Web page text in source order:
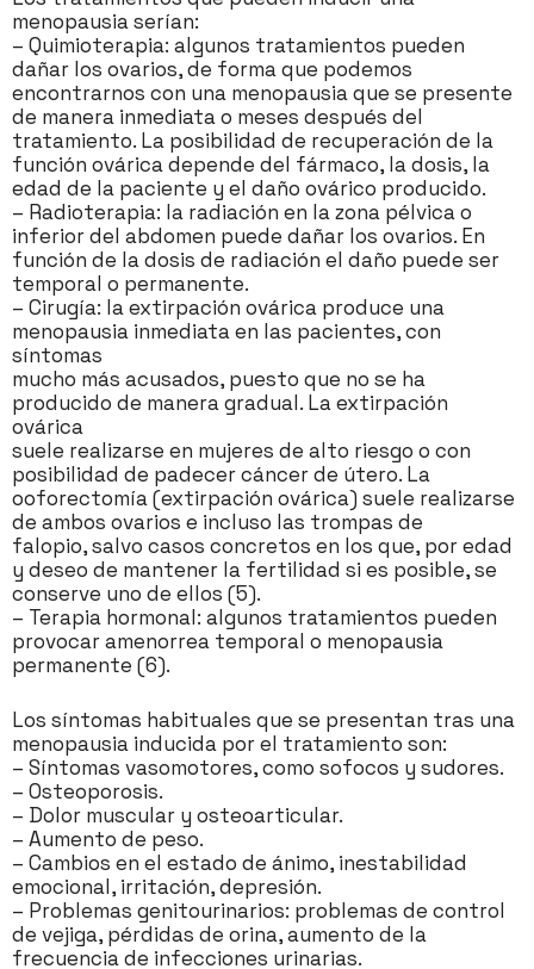
menopausia serían:
– Quimioterapia: algunos tratamientos pueden
dañar los ovarios, de forma que podemos
encontrarnos con una menopausia que se presente
de manera inmediata o meses después del
tratamiento. La posibilidad de recuperación de la
función ovárica depende del fármaco, la dosis, la
edad de la paciente y el daño ovárico producido.
– Radioterapia: la radiación en la zona pélvica o
inferior del abdomen puede dañar los ovarios. En
función de la dosis de radiación el daño puede ser
temporal o permanente.
– Cirugía: la extirpación ovárica produce una
menopausia inmediata en las pacientes, con
síntomas
mucho más acusados, puesto que no se ha
producido de manera gradual. La extirpación
ovárica
suele realizarse en mujeres de alto riesgo o con
posibilidad de padecer cáncer de útero. La
ooforectomía (extirpación ovárica) suele realizarse
de ambos ovarios e incluso las trompas de
falopio, salvo casos concretos en los que, por edad
y deseo de mantener la fertilidad si es posible, se
conserve uno de ellos (5).
– Terapia hormonal: algunos tratamientos pueden
provocar amenorrea temporal o menopausia
permanente (6).
Los síntomas habituales que se presentan tras una
menopausia inducida por el tratamiento son:
– Síntomas vasomotores, como sofocos y sudores.
– Osteoporosis.
– Dolor muscular y osteoarticular.
– Aumento de peso.
– Cambios en el estado de ánimo, inestabilidad
emocional, irritación, depresión.
– Problemas genitourinarios: problemas de control
de vejiga, pérdidas de orina, aumento de la
frecuencia de infecciones urinarias.